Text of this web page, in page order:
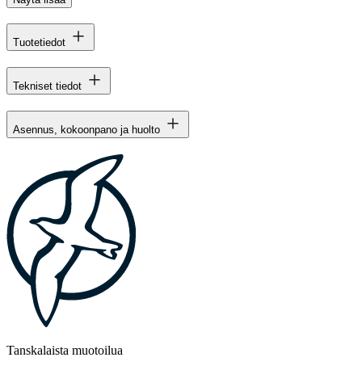
Tuotetiedot
Tekniset tiedot
Asennus, kokoonpano ja huolto
Tanskalaista muotoilua